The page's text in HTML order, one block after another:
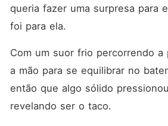
queria fazer uma surpresa para
foi para ela.
Com um suor frio percorrendo a
a mão para se equilibrar no
então que algo sólido
revelando ser o taco.